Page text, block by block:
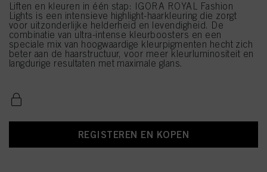
Liften en kleuren in één stap: IGORA ROYAL Fashion
Lights is een intensieve highlight-haarkleuring die zorgt
voor uitzonderlijke helderheid en levendigheid. De
combinatie van ultra-intense kleurboosters en een
speciale mix van hoogwaardige kleurpigmenten hecht zich
beter aan de haarstructuur, voor meer kleurluminositeit en
langdurige resultaten met maximale glans.
REGISTEREN EN KOPEN